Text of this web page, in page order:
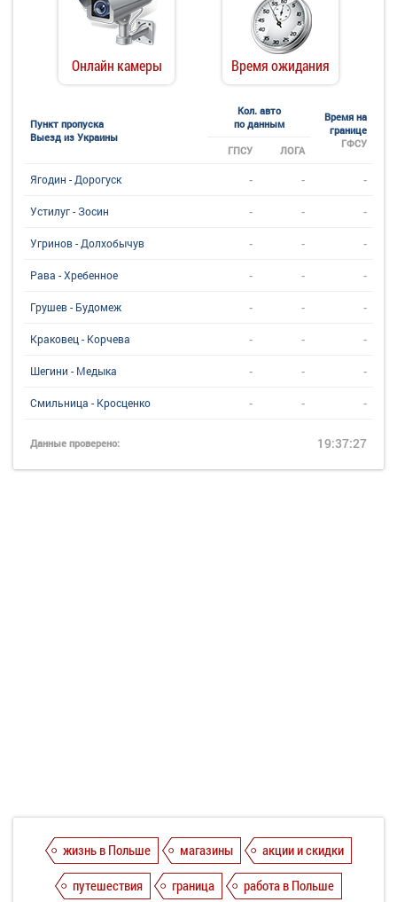
Онлайн камеры Время ожидания
Пункт пропуска
Выезд из Украины
Кол. авто
по данным
Время на
границе
ГФСУ
ГПСУ ЛОГА
Ягодин - Дорогуск - - -
Устилуг - Зосин - - -
Угринов - Долхобычув - - -
Рава - Хребенное - - -
Грушев - Будомеж - - -
Краковец - Корчева - - -
Шегини - Медыка - - -
Смильница - Кросценко - - -
Данные проверено: 19:37:27
жизнь в Польше магазины
акции и скидки
путешествия
граница
работа в Польше